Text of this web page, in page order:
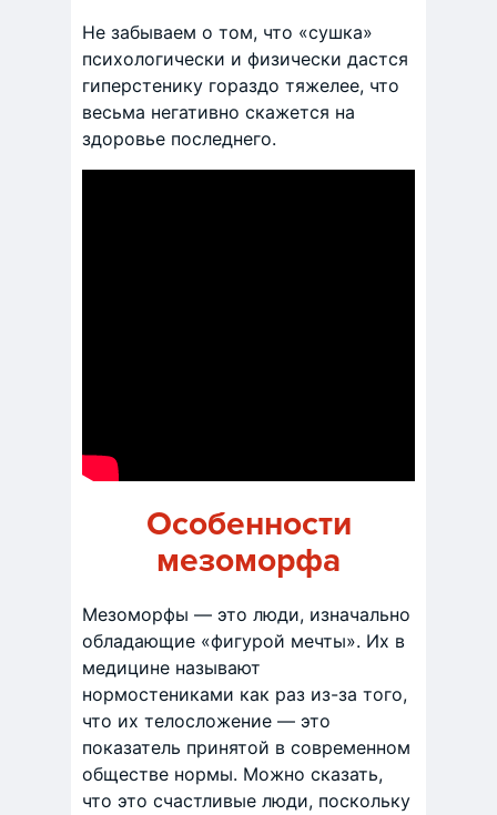
Не забываем о том, что «сушка»
психологически и физически дастся
гиперстенику гораздо тяжелее, что
весьма негативно скажется на
здоровье последнего.
Особенности
мезоморфа
Мезоморфы — это люди, изначально
обладающие «фигурой мечты». Их в
медицине называют
нормостениками как раз из-за того,
что их телосложение — это
показатель принятой в современном
обществе нормы. Можно сказать,
что это счастливые люди, поскольку